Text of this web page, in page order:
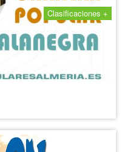
Clasificaciones +